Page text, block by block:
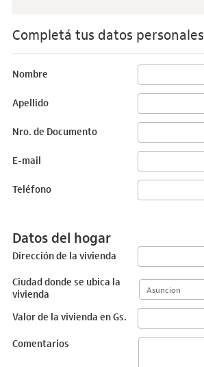
Completá tus datos personales
Nombre
Apellido
Nro. de Documento
E-mail
Teléfono
Datos del hogar
Dirección de la vivienda
Ciudad donde se ubica la
vivienda
Valor de la vivienda en Gs.
Comentarios